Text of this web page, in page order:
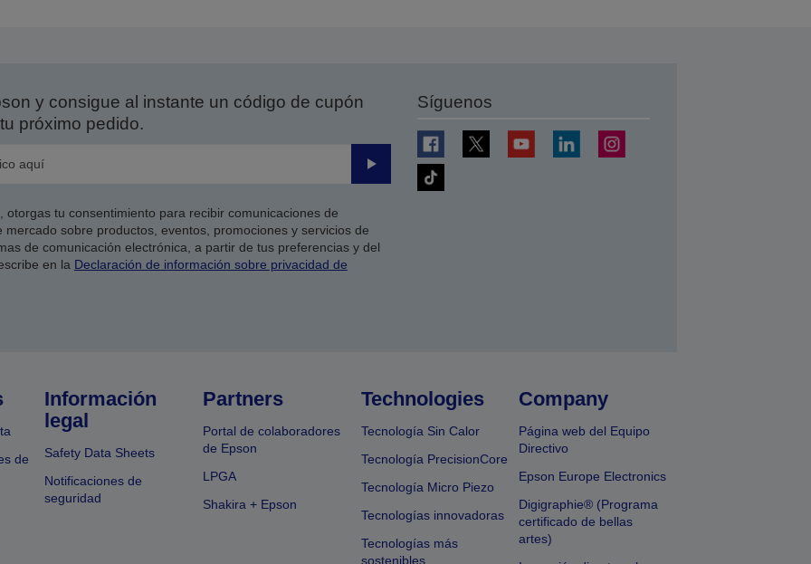
y consigue al instante un código de cupón
próximo pedido.
Enviar
tu consentimiento para recibir comunicaciones de
sobre productos, eventos, promociones y servicios de
de comunicación electrónica, a partir de tus preferencias y del
en la Declaración de información sobre privacidad de
Síguenos
de
Información
legal
Safety Data Sheets
Notificaciones de
seguridad
Partners
Portal de colaboradores
de Epson
LPGA
Shakira + Epson
Technologies
Tecnología Sin Calor
Tecnología PrecisionCore
Tecnología Micro Piezo
Tecnologías innovadoras
Tecnologías más
sostenibles
Company
Página web del Equipo
Directivo
Epson Europe Electronics
Digigraphie® (Programa
certificado de bellas
artes)